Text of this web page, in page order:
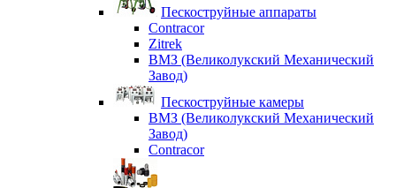
Пескоструйные аппараты
Contracor
Zitrek
ВМЗ (Великолукский Механический
Завод)
Пескоструйные камеры
ВМЗ (Великолукский Механический
Завод)
Contracor